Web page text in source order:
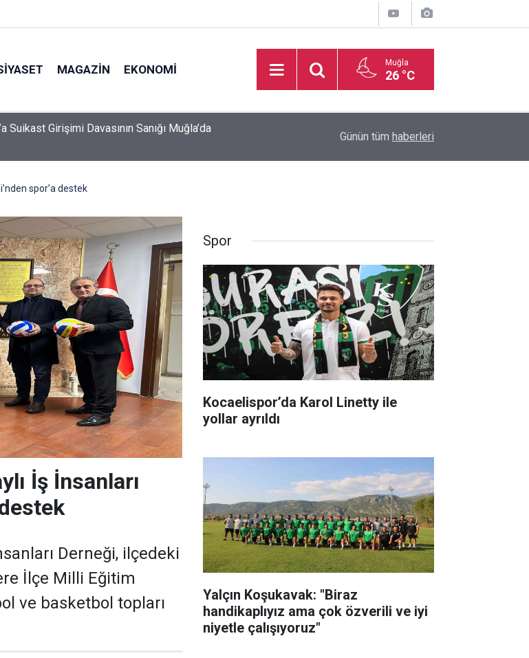
MAGAZIN EKONOMI Muğla
26 °C
Münevver Yılmaz, Marmaris Kaymakamı
Muğla Valiliğinden uyarı
Günün tüm haberleri
spor’a destek
İş İnsanları
Derneği, ilçedeki
İlçe Milli Eğitim
ve basketbol topları
Spor
Kocaelispor’da Karol Linetty ile
yollar ayrıldı
Yalçın Koşukavak: "Biraz
handikaplıyız ama çok özverili ve iyi
niyetle çalışıyoruz"